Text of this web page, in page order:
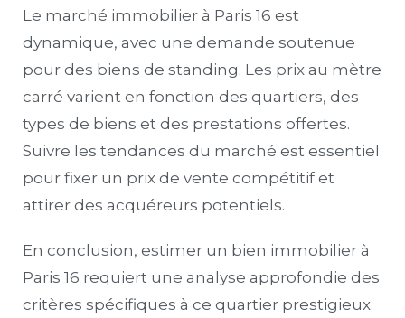
Le marché immobilier à Paris 16 est
dynamique, avec une demande soutenue
pour des biens de standing. Les prix au mètre
carré varient en fonction des quartiers, des
types de biens et des prestations offertes.
Suivre les tendances du marché est essentiel
pour fixer un prix de vente compétitif et
attirer des acquéreurs potentiels.
En conclusion, estimer un bien immobilier à
Paris 16 requiert une analyse approfondie des
critères spécifiques à ce quartier prestigieux.